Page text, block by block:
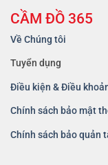
CẦM ĐỒ 365
Về Chúng tôi
Tuyển dụng
Điều kiện & Điều
Chính sách bảo mật
Chính sách bảo quản